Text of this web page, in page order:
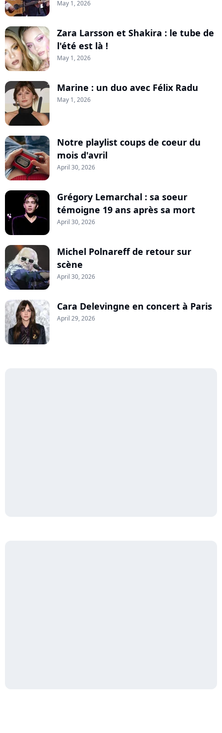
May 1, 2026
Zara Larsson et Shakira : le tube de
l'été est là !
May 1, 2026
Marine : un duo avec Félix Radu
May 1, 2026
Notre playlist coups de coeur du
mois d'avril
April 30, 2026
Grégory Lemarchal : sa soeur
témoigne 19 ans après sa mort
April 30, 2026
Michel Polnareff de retour sur
scène
April 30, 2026
Cara Delevingne en concert à Paris
April 29, 2026